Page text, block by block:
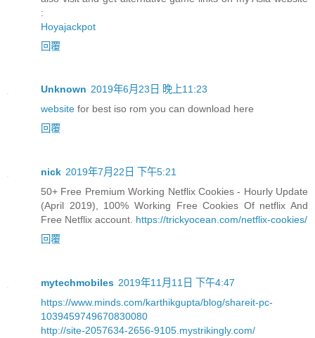
:
Hoyajackpot
回覆
Unknown 2019年6月23日 晚上11:23
website for best iso rom you can download here
回覆
nick 2019年7月22日 下午5:21
50+ Free Premium Working Netflix Cookies - Hourly Update
(April 2019), 100% Working Free Cookies Of netflix And
Free Netflix account. https://trickyocean.com/netflix-cookies/
回覆
mytechmobiles 2019年11月11日 下午4:47
https://www.minds.com/karthikgupta/blog/shareit-pc-
1039459749670830080
http://site-2057634-2656-9105.mystrikingly.com/